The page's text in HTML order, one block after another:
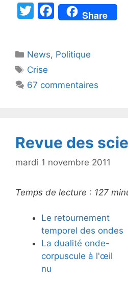
T
er
F
a
e
o
Share
Catégories
News, Politique
Étiquettes
Crise
67 commentaires
Revue des
mardi 1 novembre 2011
Temps de lecture : 127
Le retournement
temporel des ondes
La dualité onde-
corpuscule à l'œil
nu